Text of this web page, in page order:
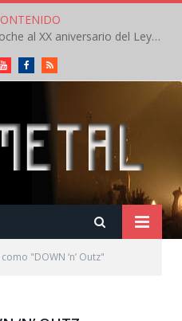
Crónica: Helloween pone el broche al XX aniversario del Leyendas del Rock – Sábado – Agosto 2026
YoutubeFacebookRSS
"DOWN ‘n’ Outz"